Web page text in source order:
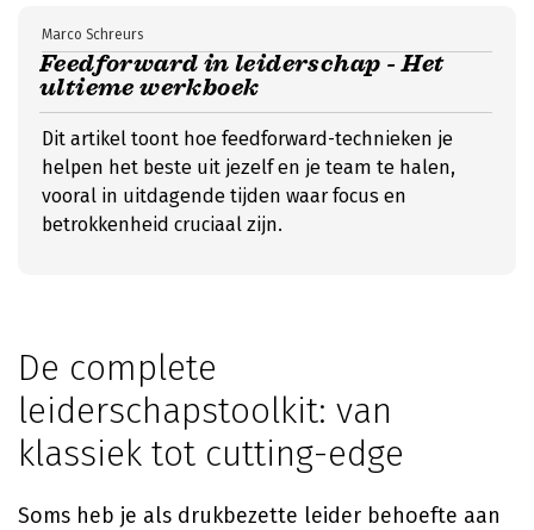
Feedforward in leiderschap - Het
ultieme werkboek
Marco Schreurs
Dit artikel toont hoe feedforward-technieken je
helpen het beste uit jezelf en je team te halen,
vooral in uitdagende tijden waar focus en
betrokkenheid cruciaal zijn.
De complete
leiderschapstoolkit: van
klassiek tot cutting-edge
Soms heb je als drukbezette leider behoefte aan